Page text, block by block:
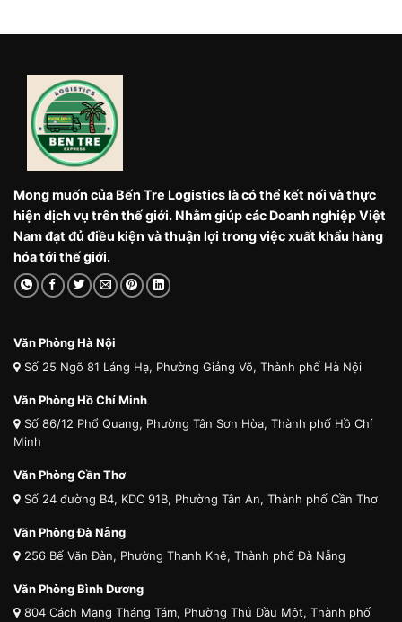
Mong muốn của Bến Tre Logistics là có thể kết nối và thực
hiện dịch vụ trên thế giới. Nhằm giúp các Doanh nghiệp Việt
Nam đạt đủ điều kiện và thuận lợi trong việc xuất khẩu hàng
hóa tới thế giới.
Văn Phòng Hà Nội
Số 25 Ngõ 81 Láng Hạ, Phường Giảng Võ, Thành phố Hà Nội
Văn Phòng Hồ Chí Minh
Số 86/12 Phổ Quang, Phường Tân Sơn Hòa, Thành phố Hồ Chí
Minh
Văn Phòng Cần Thơ
Số 24 đường B4, KDC 91B, Phường Tân An, Thành phố Cần Thơ
Văn Phòng Đà Nẵng
256 Bế Văn Đàn, Phường Thanh Khê, Thành phố Đà Nẵng
Văn Phòng Bình Dương
804 Cách Mạng Tháng Tám, Phường Thủ Dầu Một, Thành phố